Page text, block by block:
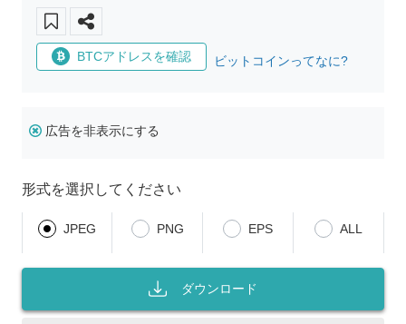
BTCアドレスを確認 ビットコインってなに?
広告を非表示にする
形式を選択してください
JPEG PNG EPS ALL
ダウンロード